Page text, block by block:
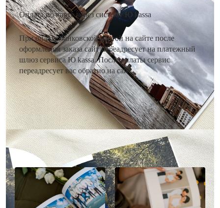
Оплата по карте через систему Ю kassa
При оплате банковской картой на сайте после
оформления заказа сайт переадресует на платежный
шлюз сервиса Ю kassa. После оплаты сервис
переадресует вас обратно на сайт.
Наше портфолио